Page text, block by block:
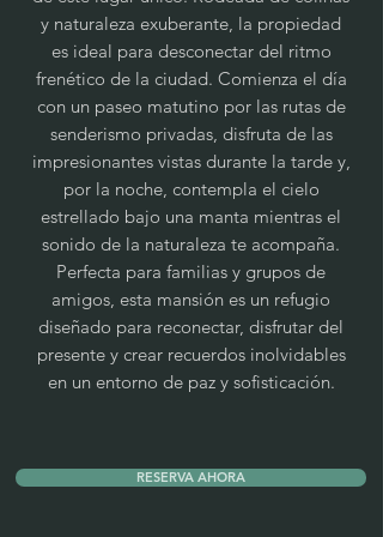
y naturaleza exuberante, la propiedad
es ideal para desconectar del ritmo
frenético de la ciudad. Comienza el día
con un paseo matutino por las rutas de
senderismo privadas, disfruta de las
impresionantes vistas durante la tarde y,
por la noche, contempla el cielo
estrellado bajo una manta mientras el
sonido de la naturaleza te acompaña.
Perfecta para familias y grupos de
amigos, esta mansión es un refugio
diseñado para reconectar, disfrutar del
presente y crear recuerdos inolvidables
en un entorno de paz y sofisticación.
RESERVA AHORA